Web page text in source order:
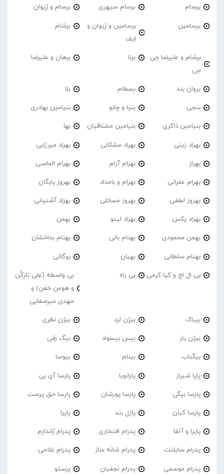
برسام برسام سپهری برسام و ژیوان
برسامین
برسامین و ژیوان و
اِیف
برشام
برشام و علیرضا جی
جی
برنا برهان و علیرضا
بروان بند بسطام بلا
بنجی بنیا و چابو بنیامین بهادری
بنیامین ذاکری بنیامین مشتاقیان بها
بهراد زینی بهراد مشکانی بهراد میرزایی
بهراز بهرام آرام بهرام الماسی
بهرام عمرانی بهرام و بامداد بهروز پایگان
بهروز لطفی بهروز مسائلی بهزاد آشتیانی
بهزاد پکس بهزاد لیتو بهمن
بهمن محمودی بهنام بانی بهنام بداخشان
بهنام سلطانی بهیان بوگاتی
بی ال اچ و کیا کرمی بی راه
بی واسطه (علی تارکُن
و هومن خفن) و
مهدی میرصفایی
بیباک بیژن لرد بیژن نظری
بیژن یار بیس بیسواد بیگ رفی
بیگباب بینام بیوسا
پاپا شیراز پارانویا پارسا آی بی
پارسا بیگی پارسا پورشان پارسا حق پرست
پارسا کیان پازل بند پایرا
پایرا و آلفا پدرام افتخاری پدرام ژاندارم
پدرام‌ سایلنت پدرام شانه ساز پدرام غلامی
پدرام موسمی پدرام نجفیان پرستو